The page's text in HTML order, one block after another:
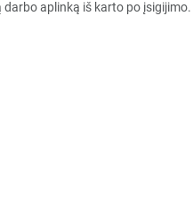
aplinką iš karto po įsigijimo.